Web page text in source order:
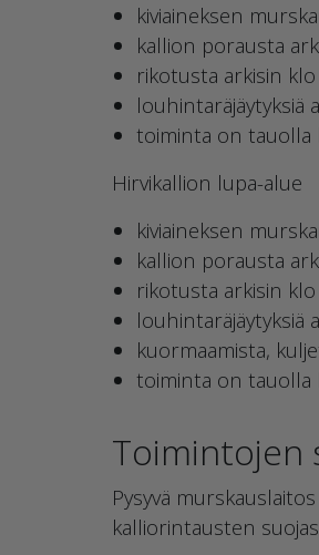
kiviaineksen
kallion porausta
rikotusta arkisin
louhintaräjäytyksiä
toiminta on tauolla
Hirvikallion lupa-alue
kiviaineksen
kallion porausta
rikotusta arkisin
louhintaräjäytyksiä
kuormaamista,
toiminta on tauolla
Toimintojen
Pysyvä
kalliorintausten